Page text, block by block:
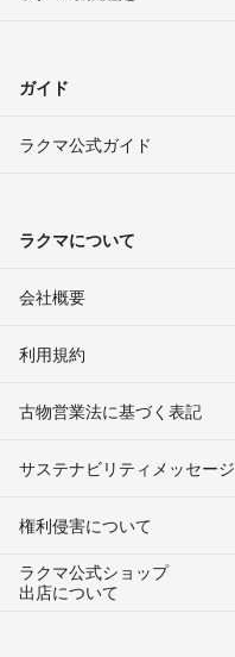
ガイド
ラクマ公式ガイド
ラクマについて
会社概要
利用規約
古物営業法に基づく表記
サステナビリティメッセージ
権利侵害について
ラクマ公式ショップ
出店について